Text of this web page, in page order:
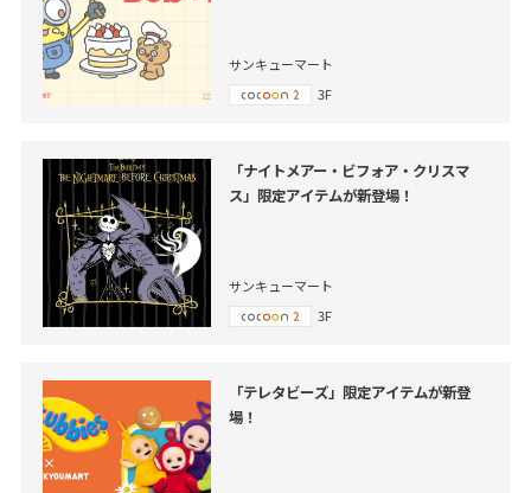
サンキューマート
3F
「ナイトメアー・ビフォア・クリスマ
ス」限定アイテムが新登場！
サンキューマート
3F
「テレタビーズ」限定アイテムが新登
場！